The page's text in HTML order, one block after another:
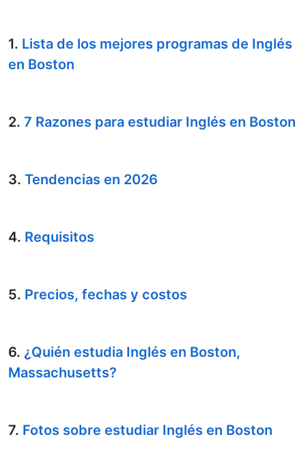
1. Lista de los mejores programas de Inglés
en Boston
2. 7 Razones para estudiar Inglés en Boston
3. Tendencias en 2026
4. Requisitos
5. Precios, fechas y costos
6. ¿Quién estudia Inglés en Boston,
Massachusetts?
7. Fotos sobre estudiar Inglés en Boston